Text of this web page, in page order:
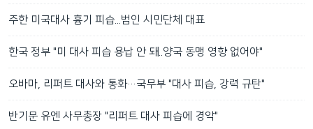
주한 미국대사 흉기 피습...범인 시민단체 대표
한국 정부 "미 대사 피습 용납 안 돼..양국 동맹 영향 없어야"
오바마, 리퍼트 대사와 통화…국무부 "대사 피습, 강력 규탄"
반기문 유엔 사무총장 "리퍼트 대사 피습에 경악"